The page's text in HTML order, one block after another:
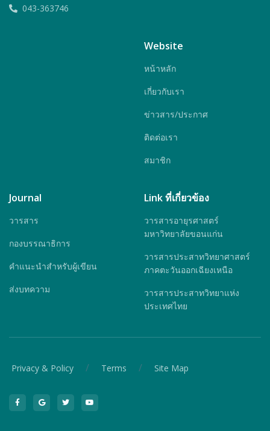
043-363746
Website
หน้าหลัก
เกี่ยวกับเรา
ข่าวสาร/ประกาศ
ติดต่อเรา
สมาชิก
Journal
วารสาร
กองบรรณาธิการ
คำแนะนำสำหรับผู้เขียน
ส่งบทความ
Link ที่เกี่ยวข้อง
วารสารอายุรศาสตร์
มหาวิทยาลัยขอนแก่น
วารสารประสาทวิทยาศาสตร์
ภาคตะวันออกเฉียงเหนือ
วารสารประสาทวิทยาแห่ง
ประเทศไทย
Privacy & Policy / Terms / Site Map